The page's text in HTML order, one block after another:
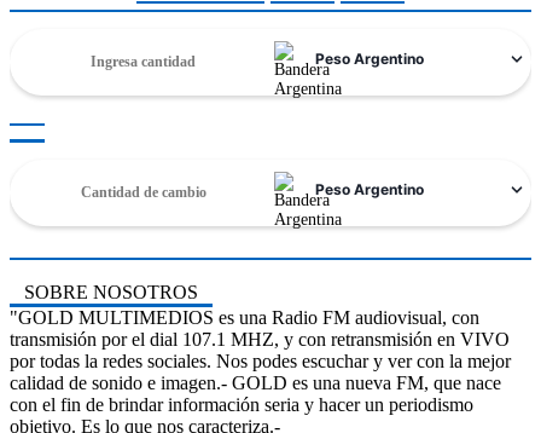
SOBRE NOSOTROS
"GOLD MULTIMEDIOS es una Radio FM audiovisual, con
transmisión por el dial 107.1 MHZ, y con retransmisión en VIVO
por todas la redes sociales. Nos podes escuchar y ver con la mejor
calidad de sonido e imagen.- GOLD es una nueva FM, que nace
con el fin de brindar información seria y hacer un periodismo
objetivo. Es lo que nos caracteriza.-